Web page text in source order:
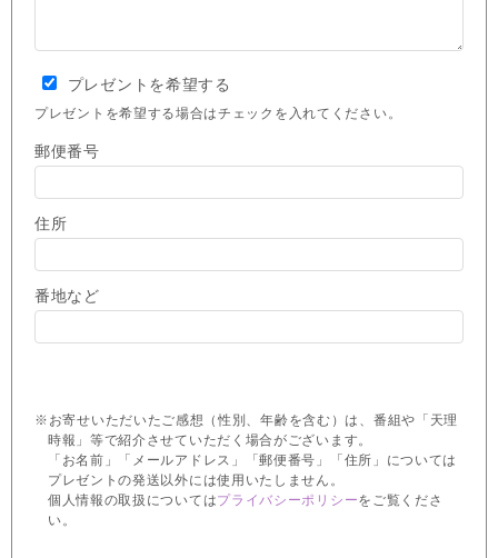
プレゼントを希望する
プレゼントを希望する場合はチェックを入れてください。
郵便番号
住所
番地など
※お寄せいただいたご感想（性別、年齢を含む）は、番組や「天理
時報」等で紹介させていただく場合がございます。
「お名前」「メールアドレス」「郵便番号」「住所」については
プレゼントの発送以外には使用いたしません。
個人情報の取扱についてはプライバシーポリシーをご覧くださ
い。